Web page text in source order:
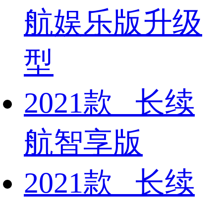
航娱乐版升级
型
2021款 长续
航智享版
2021款 长续